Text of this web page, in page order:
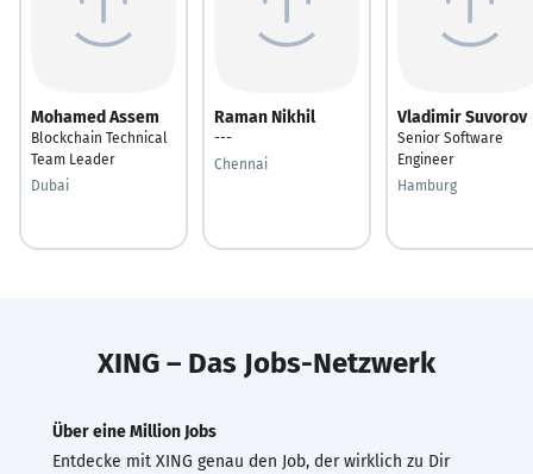
Mohamed Assem
Blockchain Technical
Team Leader
Dubai
Raman Nikhil
---
Chennai
Vladimir Suvorov
Senior Software
Engineer
Hamburg
XING – Das Jobs-Netzwerk
Über eine Million Jobs
Entdecke mit XING genau den Job, der wirklich zu Dir